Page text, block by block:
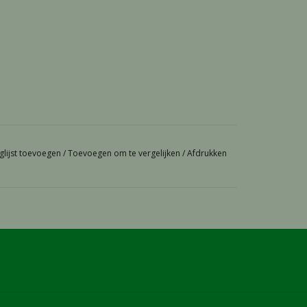
toevoegen /Toevoegen om te vergelijken /Afdrukken